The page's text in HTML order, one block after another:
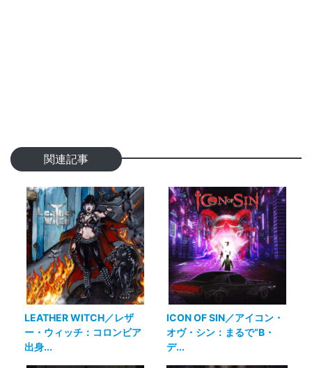
関連記事
LEATHER WITCH／レザ
ー・ウィッチ：コロンビア
出身...
ICON OF SIN／アイコン・
オヴ・シン：まるで“B・
デ...